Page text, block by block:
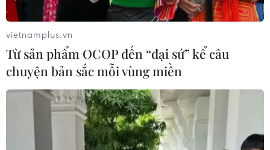
vietnamplus.vn
Từ sản phẩm OCOP đến “đại sứ” kể câu
chuyện bản sắc mỗi vùng miền